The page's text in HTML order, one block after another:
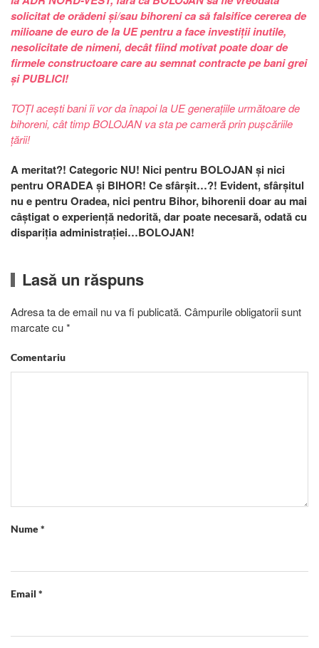
solicitat de orădeni și/sau bihoreni ca să falsifice cererea de
milioane de euro de la UE pentru a face investiții inutile,
nesolicitate de nimeni, decât fiind motivat poate doar de
firmele constructoare care au semnat contracte pe bani grei
și PUBLICI!
TOȚI acești bani îi vor da înapoi la UE generațiile următoare de
bihoreni, cât timp BOLOJAN va sta pe cameră prin pușcăriile
țării!
A meritat?! Categoric NU! Nici pentru BOLOJAN și nici
pentru ORADEA și BIHOR! Ce sfârșit…?! Evident, sfârșitul
nu e pentru Oradea, nici pentru Bihor, bihorenii doar au mai
câștigat o experiență nedorită, dar poate necesară, odată cu
dispariția administrației…BOLOJAN!
Lasă un răspuns
Adresa ta de email nu va fi publicată. Câmpurile obligatorii sunt
marcate cu*
Comentariu
Nume*
Email *